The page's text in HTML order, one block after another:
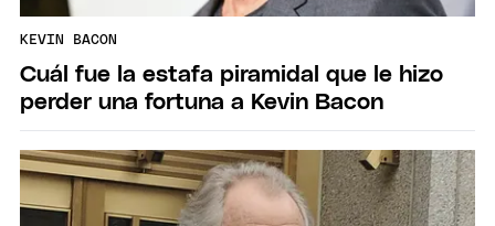
KEVIN BACON
Cuál fue la estafa piramidal que le hizo
perder una fortuna a Kevin Bacon